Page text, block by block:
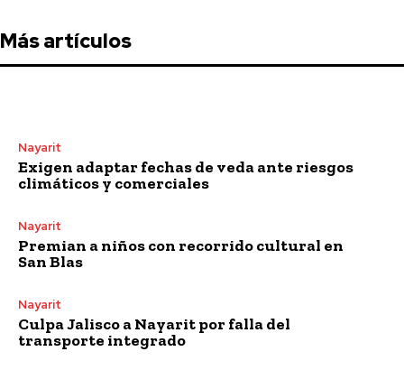
Más artículos
Nayarit
Exigen adaptar fechas de veda ante riesgos
climáticos y comerciales
Nayarit
Premian a niños con recorrido cultural en
San Blas
Nayarit
Culpa Jalisco a Nayarit por falla del
transporte integrado